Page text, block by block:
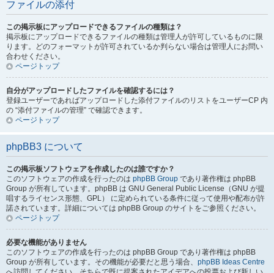
ファイルの添付
この掲示板にアップロードできるファイルの種類は？
掲示板にアップロードできるファイルの種類は管理人が許可しているものに限
ります。どのフォーマットが許可されているか判らない場合は管理人にお問い
合わせください。
ページトップ
自分がアップロードしたファイルを確認するには？
登録ユーザーであればアップロードした添付ファイルのリストをユーザーCP 内
の “添付ファイルの管理” で確認できます。
ページトップ
phpBB3 について
この掲示板ソフトウェアを作成したのは誰ですか？
このソフトウェアの作成を行ったのは phpBB Group であり著作権は phpBB
Group が所有しています。phpBB は GNU General Public License（GNU が提
唱するライセンス形態、GPL） に定められている条件に従って使用や配布が許
諾されています。詳細については phpBB Group のサイトをご参照ください。
ページトップ
必要な機能がありません
このソフトウェアの作成を行ったのは phpBB Group であり著作権は phpBB
Group が所有しています。その機能が必要だと思う場合、 phpBB Ideas Centre